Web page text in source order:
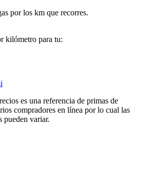
por los km que recorres.
kilómetro para tu:
es una referencia de primas de
compradores en línea por lo cual las
pueden variar.